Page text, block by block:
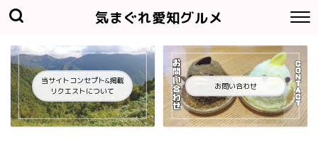
気まぐれ愛知グルメ
当サイトコンセプト&掲載
リクエストについて
お問い合わせ